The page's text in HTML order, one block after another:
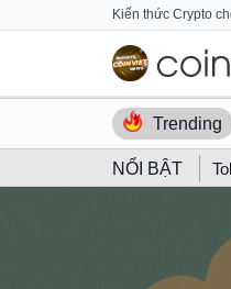
Kiến thức Crypto
Trending
NỔI BẬT